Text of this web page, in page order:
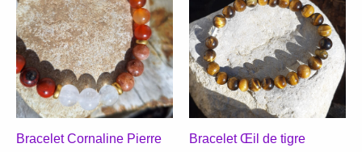
Bracelet Cornaline Pierre
Bracelet Œil de tigre